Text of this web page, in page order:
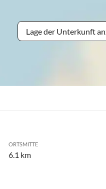
Lage der Unterkunft
ORTSMITTE
6.1 km